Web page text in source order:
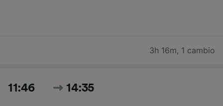
3h 16m, 1 cambio
11:46 14:35